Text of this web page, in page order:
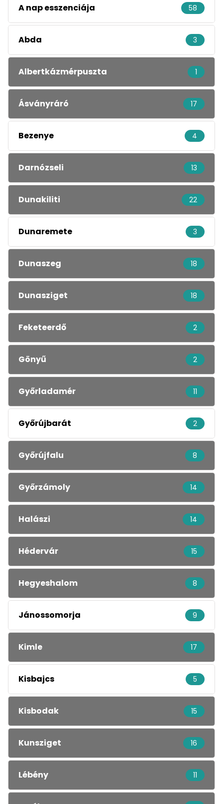
A nap esszenciája 58
Abda 3
Albertkázmérpuszta 1
Ásványráró 17
Bezenye 4
Darnózseli 13
Dunakiliti 22
Dunaremete 3
Dunaszeg 18
Dunasziget 18
Feketeerdő 2
Gönyű 2
Győrladamér 11
Győrújbarát 2
Győrújfalu 8
Győrzámoly 14
Halászi 14
Hédervár 15
Hegyeshalom 8
Jánossomorja 9
Kimle 17
Kisbajcs 5
Kisbodak 15
Kunsziget 16
Lébény 11